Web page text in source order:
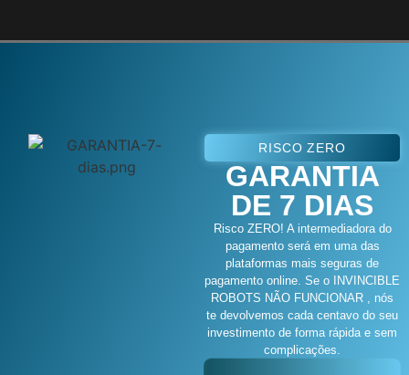
RISCO ZERO
GARANTIA
DE 7 DIAS
Risco ZERO! A intermediadora do
pagamento será em uma das
plataformas mais seguras de
pagamento online. Se o INVINCIBLE
ROBOTS NÃO FUNCIONAR , nós
te devolvemos cada centavo do seu
investimento de forma rápida e sem
complicações.